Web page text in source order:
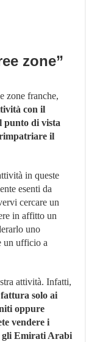
zone”
zone franche,
con il
punto di vista
il
in queste
esenti da
cercare un
in affitto un
uno
un ufficio a
attività. Infatti,
solo ai
oppure
vendere i
gli Emirati Arabi